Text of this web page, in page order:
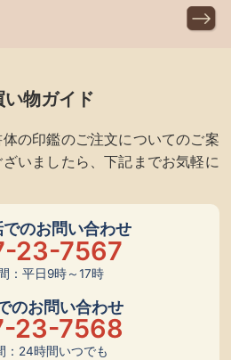
い物ガイド
の印鑑のご注文についてのご案
いましたら、下記までお気軽に
でのお問い合わせ
23-7567
：平日9時～17時
のお問い合わせ
23-7568
：24時間いつでも